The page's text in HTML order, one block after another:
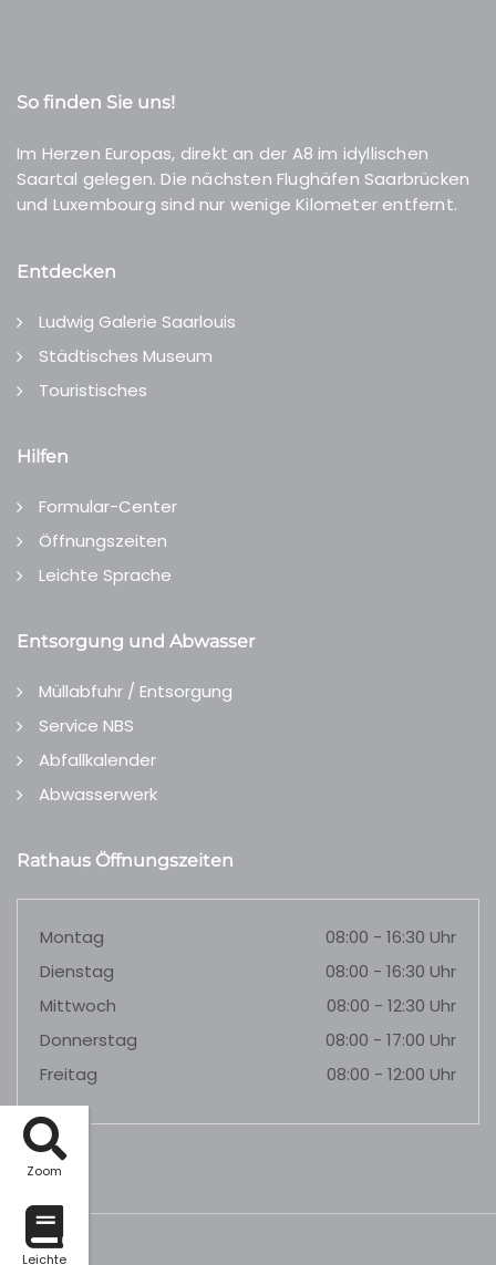
Zoom
Leichte
So finden Sie uns!
Im Herzen Europas, direkt an der A8 im idyllischen
Saartal gelegen. Die nächsten Flughäfen Saarbrücken
und Luxembourg sind nur wenige Kilometer entfernt.
Entdecken
Ludwig Galerie Saarlouis
Städtisches Museum
Touristisches
Hilfen
Formular-Center
Öffnungszeiten
Leichte Sprache
Entsorgung und Abwasser
Müllabfuhr / Entsorgung
Service NBS
Abfallkalender
Abwasserwerk
Rathaus Öffnungszeiten
Montag
08:00 - 16:30 Uhr
Dienstag
08:00 - 16:30 Uhr
Mittwoch
08:00 - 12:30 Uhr
Donnerstag
08:00 - 17:00 Uhr
Freitag
08:00 - 12:00 Uhr